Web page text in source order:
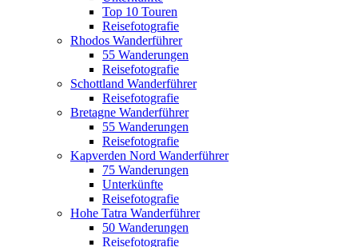
Top 10 Touren
Reisefotografie
Rhodos Wanderführer
55 Wanderungen
Reisefotografie
Schottland Wanderführer
Reisefotografie
Bretagne Wanderführer
55 Wanderungen
Reisefotografie
Kapverden Nord Wanderführer
75 Wanderungen
Unterkünfte
Reisefotografie
Hohe Tatra Wanderführer
50 Wanderungen
Reisefotografie